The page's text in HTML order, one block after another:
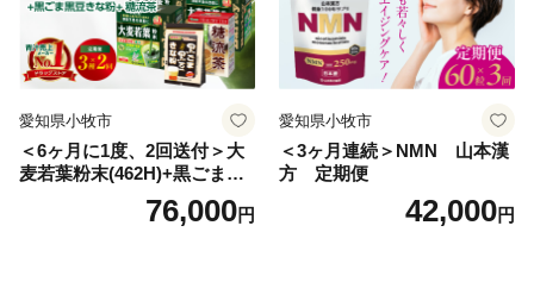
愛知県小牧市
＜6ヶ月に1度、2回送付＞大
麦若葉粉末(462H)+黒ごま黒
豆きな粉+ 糖流茶 山本漢
76,000円
愛知県小牧市
＜3ヶ月連続＞NMN 山本漢
方 定期便
42,000円